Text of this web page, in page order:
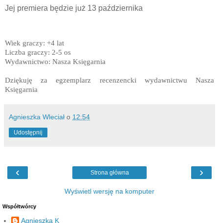
Jej premiera będzie już 13 października
Wiek graczy: +4 lat
Liczba graczy: 2-5 os
Wydawnictwo: Nasza Księgarnia
Dziękuję za egzemplarz recenzencki wydawnictwu Nasza
Księgarnia
Agnieszka Wleciał o 12:54
Udostępnij
‹ ›
Strona główna
Wyświetl wersję na komputer
Współtwórcy
Agnieszka K